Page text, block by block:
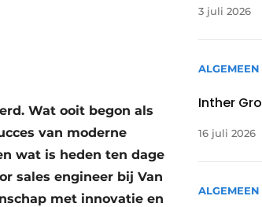
Wat ooit begon als
van moderne
wat is heden ten dage
sales engineer bij Van
met innovatie en
3 juli 2026
ALGEMEEN
Inther
16 juli 2026
ALGEMEEN